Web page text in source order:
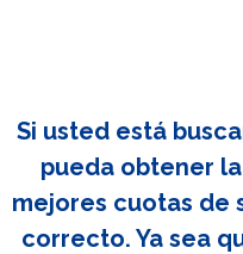
Si usted está
pueda obtener
mejores cuotas de
correcto. Ya sea